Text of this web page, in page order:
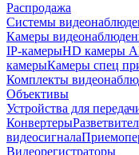
Распродажа
Системы
Камеры
IP-камерыHD камеры
камерыКамеры спец
Комплекты
Объективы
Устройства для
Конвертеры
видеосигнала
Видеорегистраторы